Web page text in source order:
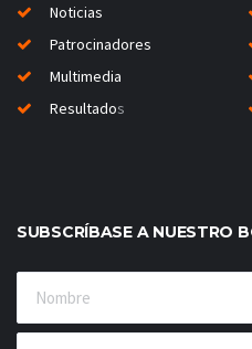
Noticias
Patrocinadores
Multimedia
Resultados
SUBSCRÍBASE A NUESTRO